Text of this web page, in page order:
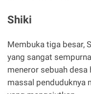
Shiki
Membuka tiga besar,
yang sangat
meneror sebuah
massal penduduknya